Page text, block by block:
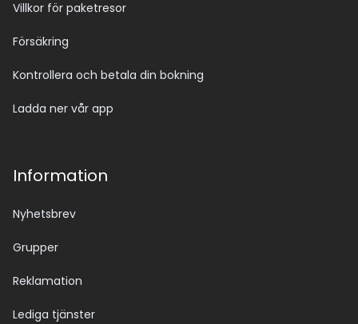
Villkor för paketresor
Försäkring
Kontrollera och betala din bokning
Ladda ner vår app
Information
Nyhetsbrev
Grupper
Reklamation
Lediga tjänster